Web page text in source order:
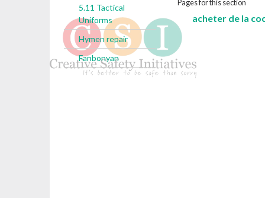
5.11 Tactical
Uniforms
Hymen repair
Fanbonyan
Pages for this section
acheter de la